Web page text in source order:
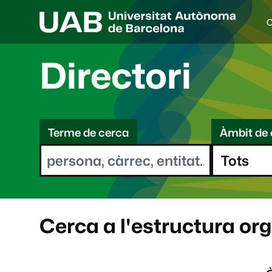
I
d
i
a
e
l
e
o
t
Directori
C
eTerme de cerca Àmbit de
Cerca a l'estructura